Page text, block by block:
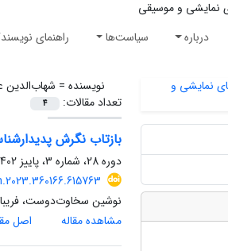
درباره سیاست‌ها راهنمای
نویسنده = شهاب‌الدین
تعداد مقالات:
4
بازتاب نگرش
دوره 28، شماره 3، پاییز 1402، صفحه
نوشین سخاوت‌دوست، فریبا
مشاهده مقاله
اصل